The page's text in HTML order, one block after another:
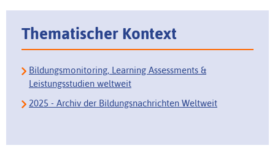
Thematischer Kontext
Bildungsmonitoring, Learning Assessments &
Leistungsstudien weltweit
2025 - Archiv der Bildungsnachrichten Weltweit